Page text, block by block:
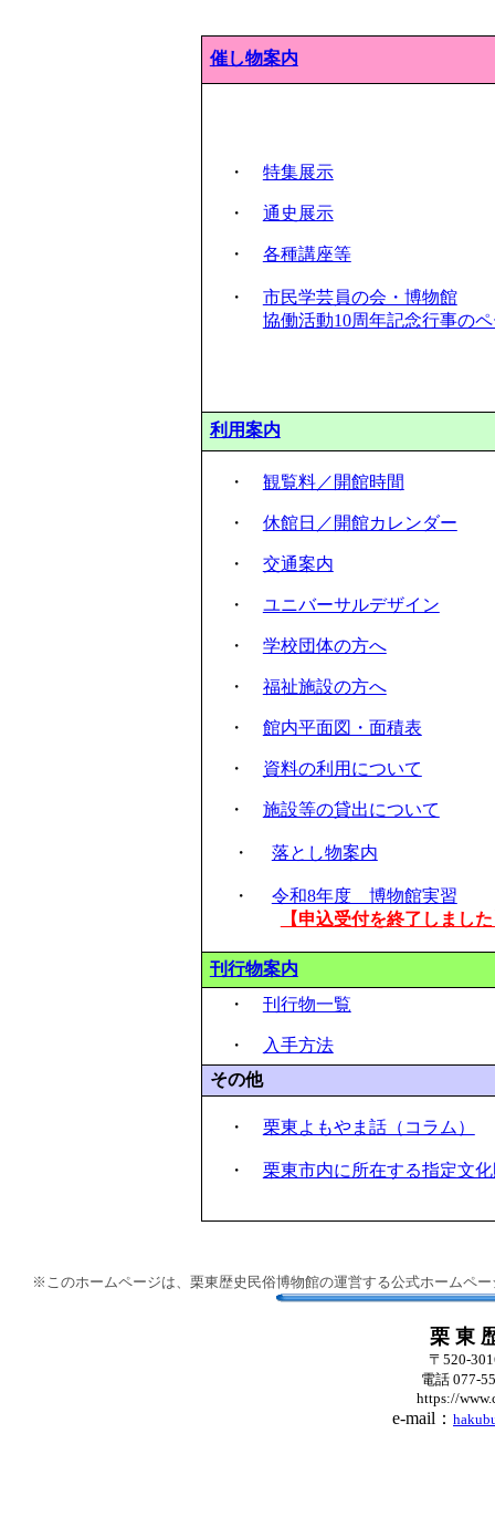
催し物案内
・ 特集展示
・ 通史展示
・ 各種講座等
・ 市民学芸員の会・博物館
協働活動10周年記念行事の
利用案内
・ 観覧料／開館時間
・ 休館日／開館カレンダー
・ 交通案内
・ ユニバーサルデザイン
・ 学校団体の方へ
・ 福祉施設の方へ
・ 館内平面図・面積表
・ 資料の利用について
・ 施設等の貸出について
・ 落とし物案内
・
令和8年度 博物館実習
【申込受付を終了しまし
刊行物案内
・ 刊行物一覧
・
入手方法
その他
・ 栗東よもやま話（コラム）
・ 栗東市内に所在する指定文
※このホームページは、栗東歴史民俗博物館の運営する公式ホームペ
栗 東
〒520-
電話 077-
https://
e-mail：